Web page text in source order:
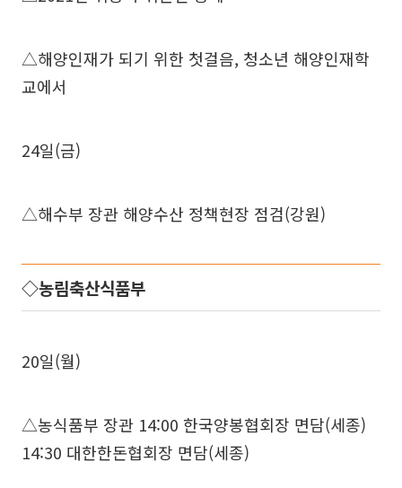
△해양인재가 되기 위한 첫걸음, 청소년 해양인재학
교에서
24일(금)
△해수부 장관 해양수산 정책현장 점검(강원)
◇농림축산식품부
20일(월)
△농식품부 장관 14:00 한국양봉협회장 면담(세종)
14:30 대한한돈협회장 면담(세종)